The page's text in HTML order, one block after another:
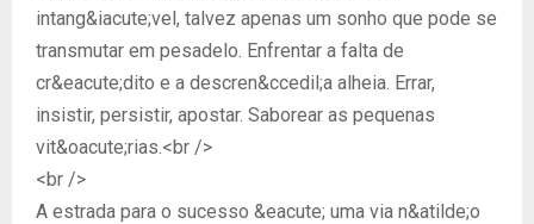
intang&iacute;vel, talvez apenas um sonho que pode se
transmutar em pesadelo. Enfrentar a falta de
cr&eacute;dito e a descren&ccedil;a alheia. Errar,
insistir, persistir, apostar. Saborear as pequenas
vit&oacute;rias.<br />
<br />
A estrada para o sucesso &eacute; uma via n&atilde;o